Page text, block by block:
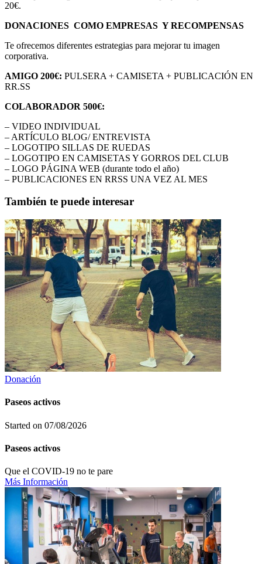
20€.
DONACIONES COMO EMPRESAS Y RECOMPENSAS
Te ofrecemos diferentes estrategias para mejorar tu imagen
corporativa.
AMIGO 200€: PULSERA + CAMISETA + PUBLICACIÓN EN
RR.SS
COLABORADOR 500€:
– VIDEO INDIVIDUAL
– ARTÍCULO BLOG/ ENTREVISTA
– LOGOTIPO SILLAS DE RUEDAS
– LOGOTIPO EN CAMISETAS Y GORROS DEL CLUB
– LOGO PÁGINA WEB (durante todo el año)
– PUBLICACIONES EN RRSS UNA VEZ AL MES
También te puede interesar
Donación
Paseos activos
Started on 07/08/2026
Paseos activos
Que el COVID-19 no te pare
Más Información